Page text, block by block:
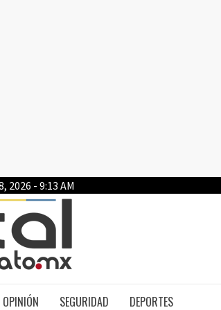
2026 - 9:13 AM
OPINIÓN SEGURIDAD DEPORTES